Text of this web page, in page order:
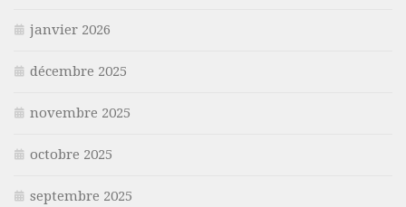
janvier 2026
décembre 2025
novembre 2025
octobre 2025
septembre 2025